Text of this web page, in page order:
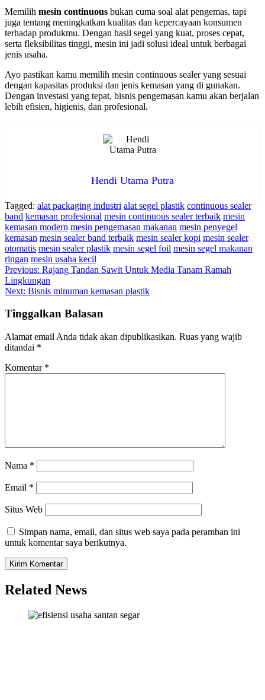
Memilih mesin continuous bukan cuma soal alat pengemas, tapi
juga tentang meningkatkan kualitas dan kepercayaan konsumen
terhadap produkmu. Dengan hasil segel yang kuat, proses cepat,
serta fleksibilitas tinggi, mesin ini jadi solusi ideal untuk berbagai
jenis usaha.
Ayo pastikan kamu memilih mesin continuous sealer yang sesuai
dengan kapasitas produksi dan jenis kemasan yang di gunakan.
Dengan investasi yang tepat, bisnis pengemasan kamu akan berjalan
lebih efisien, higienis, dan profesional.
Hendi Utama Putra
Tagged: alat packaging industri alat segel plastik continuous sealer
band kemasan profesional mesin continuous sealer terbaik mesin
kemasan modern mesin pengemasan makanan mesin penyegel
kemasan mesin sealer band terbaik mesin sealer kopi mesin sealer
otomatis mesin sealer plastik mesin segel foil mesin segel makanan
ringan mesin usaha kecil
Navigasi
pos
Previous: Rajang Tandan Sawit Untuk Media Tanam Ramah
Lingkungan
Next: Bisnis minuman kemasan plastik
Tinggalkan Balasan
Alamat email Anda tidak akan dipublikasikan. Ruas yang wajib
ditandai *
Komentar *
Nama *
Email *
Situs Web
Simpan nama, email, dan situs web saya pada peramban ini
untuk komentar saya berikutnya.
Related News